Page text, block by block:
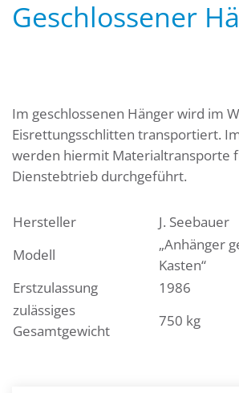
Geschlossener
Im geschlossenen Hänger wird im
Eisrettungsschlitten transportiert.
werden hiermit Materialtransporte
Dienstebtrieb durchgeführt.
Hersteller
J. Seebauer
Modell
„Anhänger
Kasten“
Erstzulassung
1986
zulässiges
Gesamtgewicht
750 kg